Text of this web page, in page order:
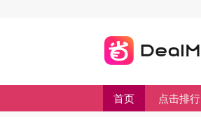
首页 点击排行